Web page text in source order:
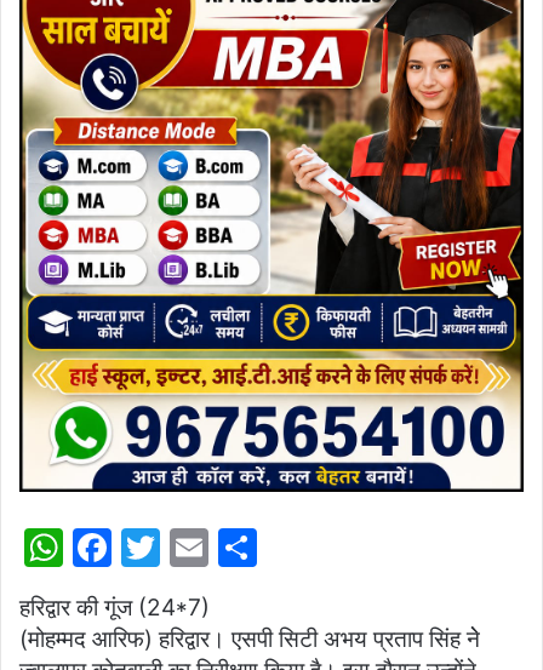
W
at
F
a
c
T
w
itt
E
ai ar
हरिद्वार की गूंज (24*7)
(मोहम्मद आरिफ) हरिद्वार। एसपी सिटी अभय प्रताप सिंह नेे